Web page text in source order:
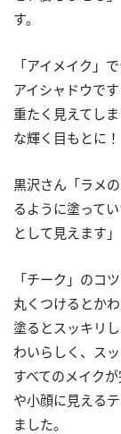
す。
「アイメイク」
アイシャドウで
重たく見えてし
な輝く目もとに！
黒沢さん「ラメ
るように塗って
として見えます」
「チーク」のコ
丸くつけるとか
塗るとスッキリ
わいらしく、ス
すべてのメイク
や小顔に見える
ました。